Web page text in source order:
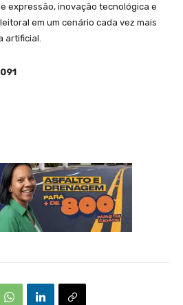
expressão, inovação tecnológica e
em um cenário cada vez mais
artificial.